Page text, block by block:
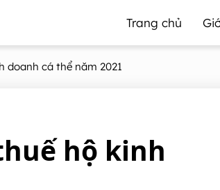
Trang chủ
doanh cá thể năm 2021
hộ kinh